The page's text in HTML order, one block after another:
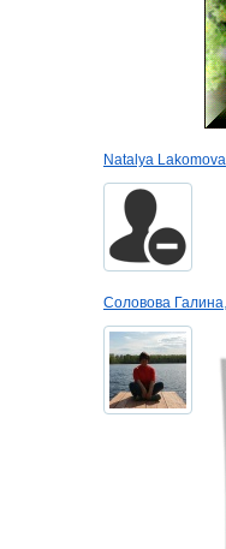
Natalya Lakomova
Соловова Галина